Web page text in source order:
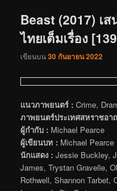
Beast (2017) เ
ไทยเต็มเรื่อง
เขียนบน30 กันยายน 2022
แนวภาพยนตร์ : Crime,
ภาพยนตร์ประเทศสหราชอา
ผู้กำกับ : Michael Pearce
ผู้เขียนบท : Michael Pearce
นักแสดง : Jessie Buckley,
James, Trystan Gravelle,
Rothwell, Shannon Tarbet,